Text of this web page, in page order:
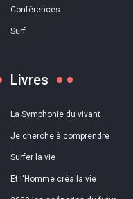
Conférences
Surf
Livres
La Symphonie du vivant
Je cherche à comprendre
Surfer la vie
Et l'Homme créa la vie